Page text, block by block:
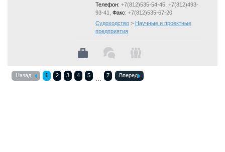
Телефон: +7(812)535-54-45, +7(812)493-
93-41, Факс: +7(812)535-67-20
Судоходство > Научные и проектные
предприятия
Назад 1 2 3 4 5 ... 7 Вперед